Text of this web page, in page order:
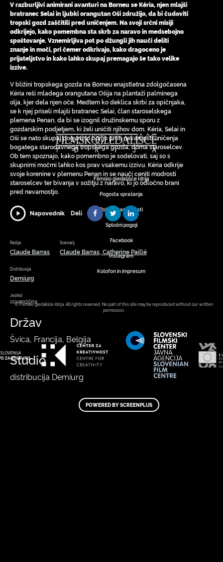
V razburljivi animirani avanturi na Borneu se Kéria, njen mlajši
bratranec Selai in ljubki orangutan Oši združijo, da bi čudoviti
tropski gozd zaščitili pred uničenjem. Na svoji srčni misiji
odkrijejo, kako pomembna sta skrb za naravo in medsebojno
spoštovanje. Vznemirljiva pot po džungli jih nauči deliti
znanje in moči, pri čemer odkrivajo, kako dragoceno je
prijateljstvo in kako lahko skupaj premagajo še tako velike
izzive.
V bližini tropskega gozda na Borneu enajstletna zdolgočasena
Kéria reši mladega orangutana Ošija na plantaži palminega
olja, kjer dela njen oče. Medtem ko deklica skrbi za opičnjaka,
se k njej priseli mlajši bratranec Selai, član staroselskega
plemena Penan, da bi se izognil družinskemu sporu z
gozdarskim podjetjem, ki želi uničiti njihov dom. Kéria, Selai in
Oši se nato skupaj pogumno borijo proti nevarnosti uničenja
bogatega starodavnega tropskega gozda, dóma staroselcev.
Ob tem spoznajo, kako pomembno je sodelovati, saj so s
skupnimi močmi lahko kos prav vsakemu izzivu. Kéria odkrije
svoje korenine v plemenu Penan in se nauči ceniti modrosti
staroselcev ter bivanja v sožitju z naravo, ki jo odločno brani
pred nevarnostjo.
Napovednik Deli
Režija
Claude Barras
Scenarij
Claude Barras, Catherine Paillé
Distribucija
Demiurg
Jezik(i)
slovenščina
Držav
Švica, Francija, Belgija
Studio
distribucija Demiurg
Filmsko gledališče Idrija
Pogosta vprašanja
Politika zasebnosti
Splošni pogoji
Facebook
Instagram
Kolofon in impresum
© Filmsko gledališče Idrija. All rights reserved. No part of this site may be reproduced without our written
permission.
POWERED BY SCREENPLUS